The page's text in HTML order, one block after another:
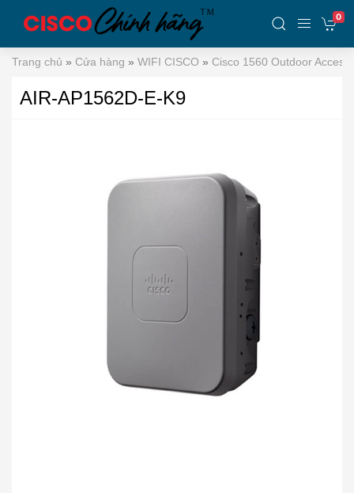
0
Trang chủ » Cửa hàng » WIFI CISCO » Cisco 1560 Outdoor Access
AIR-AP1562D-E-K9